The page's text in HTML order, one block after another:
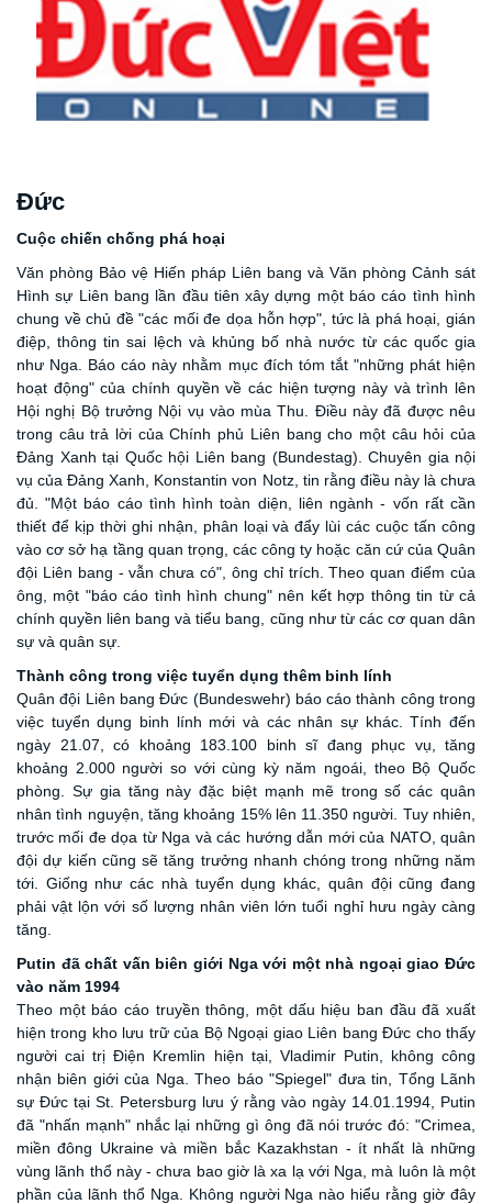
Đức
Cuộc chiến chống phá hoại
Văn phòng Bảo vệ Hiến pháp Liên bang và Văn phòng Cảnh sát
Hình sự Liên bang lần đầu tiên xây dựng một báo cáo tình hình
chung về chủ đề "các mối đe dọa hỗn hợp", tức là phá hoại, gián
điệp, thông tin sai lệch và khủng bố nhà nước từ các quốc gia
như Nga. Báo cáo này nhằm mục đích tóm tắt "những phát hiện
hoạt động" của chính quyền về các hiện tượng này và trình lên
Hội nghị Bộ trưởng Nội vụ vào mùa Thu. Điều này đã được nêu
trong câu trả lời của Chính phủ Liên bang cho một câu hỏi của
Đảng Xanh tại Quốc hội Liên bang (Bundestag). Chuyên gia nội
vụ của Đảng Xanh, Konstantin von Notz, tin rằng điều này là chưa
đủ. "Một báo cáo tình hình toàn diện, liên ngành - vốn rất cần
thiết để kịp thời ghi nhận, phân loại và đẩy lùi các cuộc tấn công
vào cơ sở hạ tầng quan trọng, các công ty hoặc căn cứ của Quân
đội Liên bang - vẫn chưa có", ông chỉ trích. Theo quan điểm của
ông, một "báo cáo tình hình chung" nên kết hợp thông tin từ cả
chính quyền liên bang và tiểu bang, cũng như từ các cơ quan dân
sự và quân sự.
Thành công trong việc tuyển dụng thêm binh lính
Quân đội Liên bang Đức (Bundeswehr) báo cáo thành công trong
việc tuyển dụng binh lính mới và các nhân sự khác. Tính đến
ngày 21 .07 , có khoảng 183.100 binh sĩ đang phục vụ, tăng
khoảng 2.000 người so với cùng kỳ năm ngoái, theo Bộ Quốc
phòng. Sự gia tăng này đặc biệt mạnh mẽ trong số các quân
nhân tình nguyện, tăng khoảng 15% lên 11.350 người. Tuy nhiên,
trước mối đe dọa từ Nga và các hướng dẫn mới của NATO, quân
đội dự kiến cũng sẽ tăng trưởng nhanh chóng trong những năm
tới. Giống như các nhà tuyển dụng khác, quân đội cũng đang
phải vật lộn với số lượng nhân viên lớn tuổi nghỉ hưu ngày càng
tăng.
Putin đã chất vấn biên giới Nga với một nhà ngoại giao Đức
vào năm 1994
Theo một báo cáo truyền thông, một dấu hiệu ban đầu đã xuất
hiện trong kho lưu trữ của Bộ Ngoại giao Liên bang Đức cho thấy
người cai trị Điện Kremlin hiện tại, Vladimir Putin, không công
nhận biên giới của Nga. Theo báo "Spiegel" đưa tin, Tổng Lãnh
sự Đức tại St. Petersburg lưu ý rằng vào ngày 14.01. 1994, Putin
đã "nhấn mạnh" nhắc lại những gì ông đã nói trước đó: "Crimea,
miền đông Ukraine và miền bắc Kazakhstan - ít nhất là những
vùng lãnh thổ này - chưa bao giờ là xa lạ với Nga, mà luôn là một
phần của lãnh thổ Nga. Không người Nga nào hiểu rằng giờ đây